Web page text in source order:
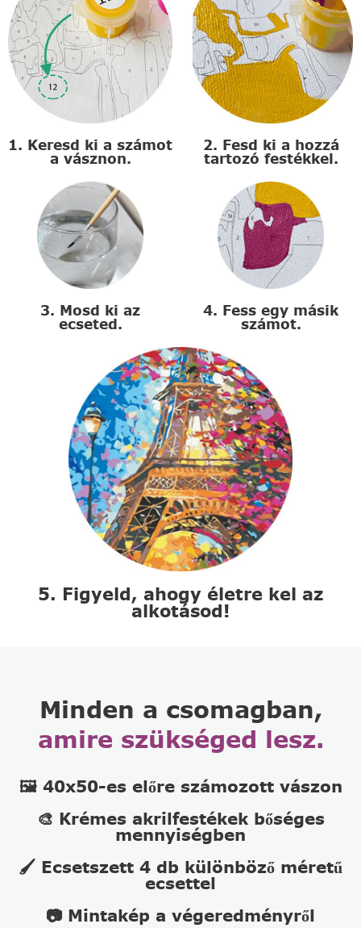
1. Keresd ki a számot
a vásznon.
2. Fesd ki a hozzá
tartozó festékkel.
3. Mosd ki az
ecseted.
4. Fess egy másik
számot.
5. Figyeld, ahogy életre kel az
alkotásod!
Minden a csomagban,
amire szükséged lesz.
🖼️ 40x50-es előre számozott vászon
🎨 Krémes akrilfestékek bőséges
mennyiségben
🖌️ Ecsetszett 4 db különböző méretű
ecsettel
📷 Mintakép a végeredményről